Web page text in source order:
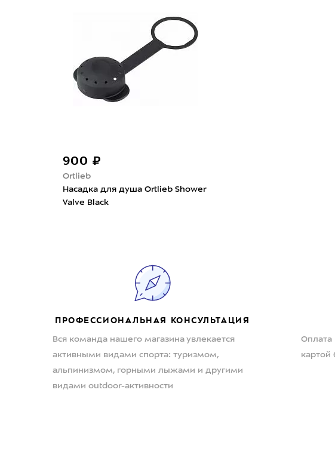
900 ₽
Ortlieb
Насадка для душа Ortlieb Shower
Valve Black
ПРОФЕССИОНАЛЬНАЯ КОНСУЛЬТАЦИЯ
Вся команда нашего магазина увлекается
активными видами спорта: туризмом,
альпинизмом, горными лыжами и другими
видами outdoor-активности
Оплата
картой